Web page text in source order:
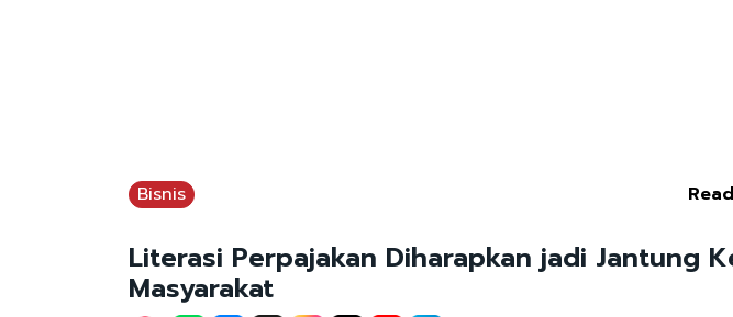
Bisnis
Literasi Perpajakan Diharapkan jadi Jantung
Masyarakat